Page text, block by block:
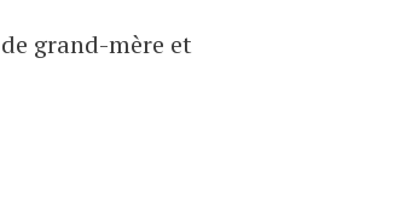
grand-mère et